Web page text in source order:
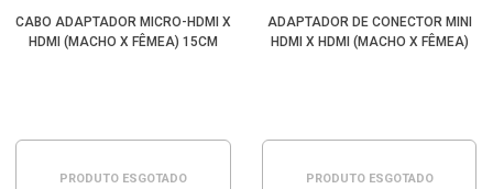
CABO ADAPTADOR MICRO-HDMI X
HDMI (MACHO X FÊMEA) 15CM
PRODUTO ESGOTADO
ADAPTADOR DE CONECTOR MINI
HDMI X HDMI (MACHO X FÊMEA)
PRODUTO ESGOTADO